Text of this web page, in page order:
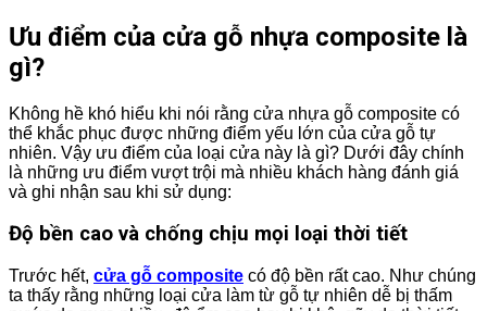
Ưu điểm của cửa gỗ nhựa composite là
gì?
Không hề khó hiểu khi nói rằng cửa nhựa gỗ composite có
thể khắc phục được những điểm yếu lớn của cửa gỗ tự
nhiên. Vậy ưu điểm của loại cửa này là gì? Dưới đây chính
là những ưu điểm vượt trội mà nhiều khách hàng đánh giá
và ghi nhận sau khi sử dụng:
Độ bền cao và chống chịu mọi loại thời tiết
Trước hết, cửa gỗ composite có độ bền rất cao. Như chúng
ta thấy rằng những loại cửa làm từ gỗ tự nhiên dễ bị thấm